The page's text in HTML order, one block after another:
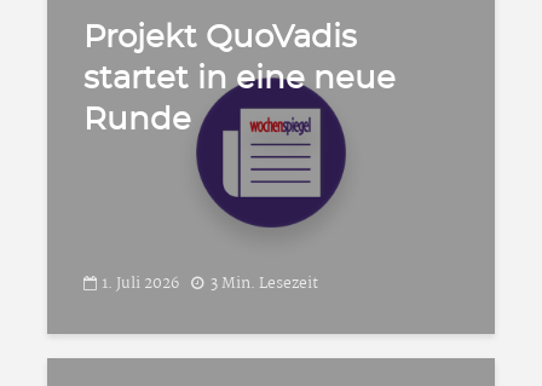
Projekt QuoVadis
startet in eine neue
Runde
1. Juli 2026 3 Min. Lesezeit